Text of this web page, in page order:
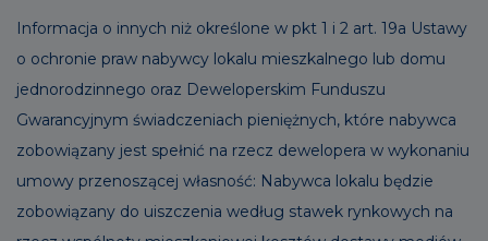
Informacja o innych niż określone w pkt 1 i 2 art. 19a Ustawy
o ochronie praw nabywcy lokalu mieszkalnego lub domu
jednorodzinnego oraz Deweloperskim Funduszu
Gwarancyjnym świadczeniach pieniężnych, które nabywca
zobowiązany jest spełnić na rzecz dewelopera w wykonaniu
umowy przenoszącej własność: Nabywca lokalu będzie
zobowiązany do uiszczenia według stawek rynkowych na